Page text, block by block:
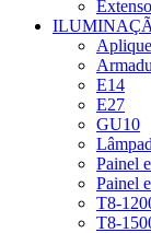
E14
E27
GU10
Painel
Painel
T8-
T8-